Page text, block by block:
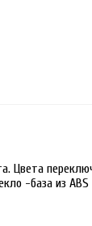
Цвета
-база из ABS